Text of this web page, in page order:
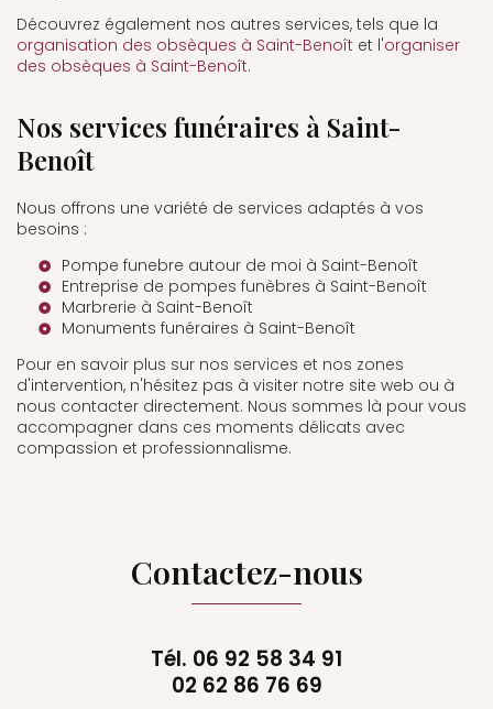
Découvrez également nos autres services, tels que la
organisation des obsèques à Saint-Benoît et l'organiser
des obsèques à Saint-Benoît.
Nos services funéraires à Saint-
Benoît
Nous offrons une variété de services adaptés à vos
besoins :
Pompe funebre autour de moi à Saint-Benoît
Entreprise de pompes funèbres à Saint-Benoît
Marbrerie à Saint-Benoît
Monuments funéraires à Saint-Benoît
Pour en savoir plus sur nos services et nos zones
d'intervention, n'hésitez pas à visiter notre site web ou à
nous contacter directement. Nous sommes là pour vous
accompagner dans ces moments délicats avec
compassion et professionnalisme.
Contactez-nous
Tél. 06 92 58 34 91
02 62 86 76 69